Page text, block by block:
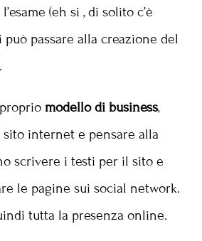
(eh si , di solito c’è
può passare alla creazione del
modello di business,
internet e pensare alla
scrivere i testi per il sito e
le pagine sui social network.
tutta la presenza online.